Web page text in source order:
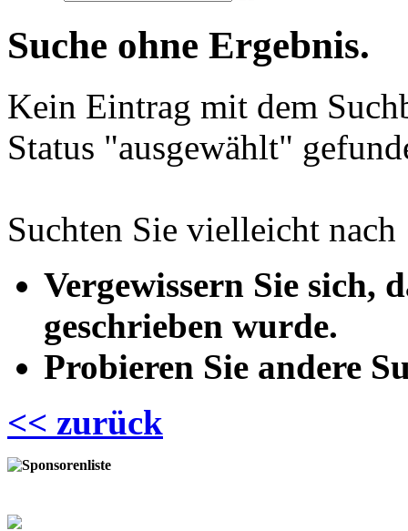
Suche ohne Ergebnis.
Kein Eintrag mit dem
Status "ausgewählt"
Suchten Sie vielleicht nach
Vergewissern Sie sich,
geschrieben wurde.
Probieren Sie andere
<< zurück